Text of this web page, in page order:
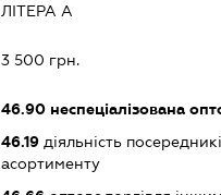
ЛІТЕРА А
3 500 грн.
46.90 неспеціалізована
46.19 діяльність
асортименту